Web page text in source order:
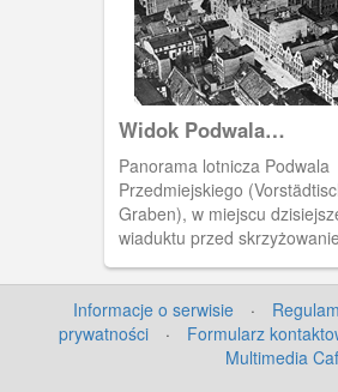
Synagoga.(Ok. 1894)
Widok Podwala
Przedmiejskiego
Panorama lotnicza Podwala
Przedmiejskiego
Graben), w miejscu
wiaduktu przed
Okopową (Karenwall). Po
widoczna zabudowa przy
Przedmiejskim z zaułkiem
kamieniczki przy ulicy Kładki
(Holzgasse). W głębi gmach
Informacje o serwisie ·
prywatności
· Formularz
Multimedia